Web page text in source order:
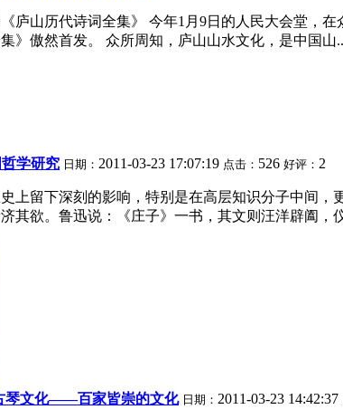
庐山历代诗词全集》 今年1月9日的人民大会堂，
》傲然首发。 众所周知，庐山山水文化，是中国山
学研究 日期： 2011-03-23 17:07:19 点击： 526 好评： 2
上留下深刻的影响，特别是在高层知识分子中间
其欲。鲁迅说：《庄子》一书，其文则汪洋辟阖，
琴文化——百家皆崇的文化 日期： 2011-03-23 14:42:37